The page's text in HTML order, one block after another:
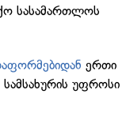
სასამართლოს
ერთი
უფროსი